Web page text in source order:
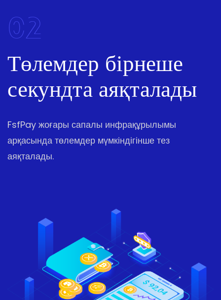
02
Төлемдер бірнеше
секундта аяқталады
FsfPay жоғары сапалы инфрақұрылымы
арқасында төлемдер мүмкіндігінше тез
аяқталады.